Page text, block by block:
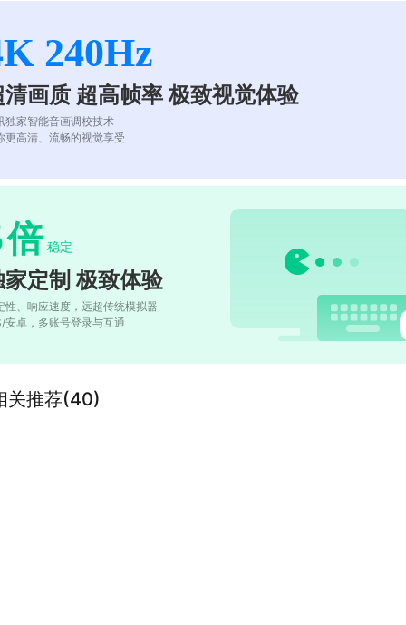
240Hz
清画质 超高帧率 极致视觉体验
独家智能音画调校技术
更高清、流畅的视觉享受
倍 稳定
家定制 极致体验
性、响应速度，远超传统模拟器
安卓，多账号登录与互通
关推荐(40)